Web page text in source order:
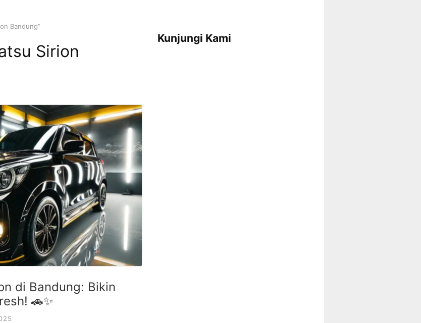
Bandung”
Sirion
di Bandung: Bikin
🚗✨
Kunjungi Kami